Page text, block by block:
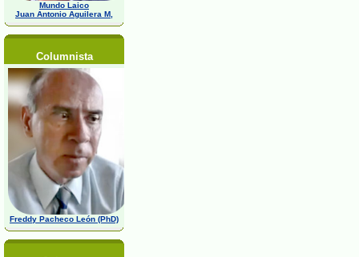
Mundo Laico
Juan Antonio Aguilera M,
Columnista
Freddy Pacheco León (PhD)